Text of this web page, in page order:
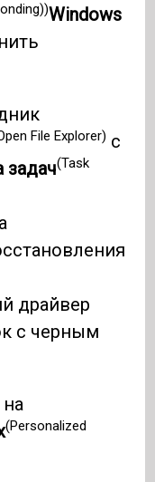
Windows
File Explorer) с
задач(Task
драйвер
с черным
на
(Personalized